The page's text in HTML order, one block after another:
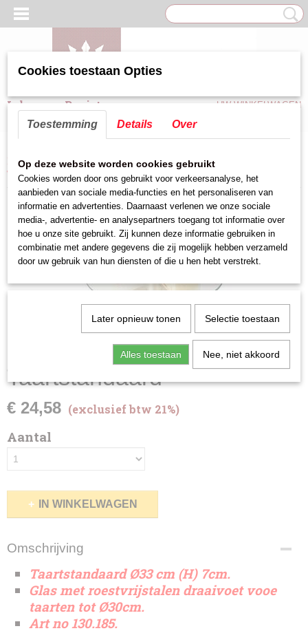
Inloggen Registreren UW WINKELWAGEN
Home>Taart/Brood/Gebaksartikelen>Taartplateau/Afdekkap
Taartstandaard
Taartstandaard
€ 24,58 (exclusief btw 21%)
Aantal
IN WINKELWAGEN
Omschrijving
Taartstandaard Ø33 cm (H) 7cm.
Glas met roestvrijstalen draaivoet vooe
taarten tot Ø30cm.
Art no 130.185.
Cookies toestaan Opties
Toestemming Details Over
Op deze website worden cookies gebruikt
Cookies worden door ons gebruikt voor verkeersanalyse, het
aanbieden van sociale media-functies en het personaliseren van
informatie en advertenties. Daarnaast verlenen we onze sociale
media-, advertentie- en analysepartners toegang tot informatie over
hoe u onze site gebruikt. Zij kunnen deze informatie gebruiken in
combinatie met andere gegevens die zij mogelijk hebben verzameld
door uw gebruik van hun diensten of die u hen hebt verstrekt.
Later opnieuw tonen Selectie toestaan
Alles toestaan Nee, niet akkoord